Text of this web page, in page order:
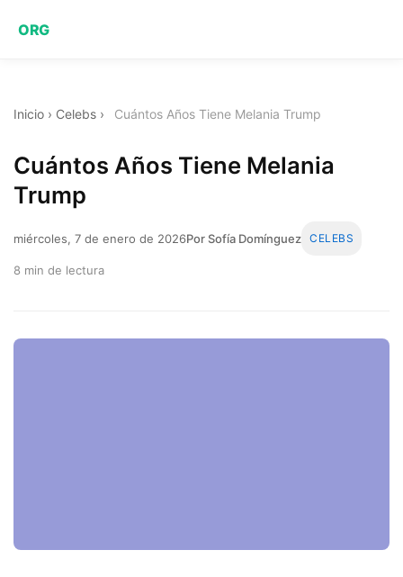
ORG
Inicio › Celebs › Cuántos Años Tiene Melania Trump
Cuántos Años Tiene Melania
Trump
miércoles, 7 de enero de 2026Por Sofía Domínguez CELEBS
8 min de lectura